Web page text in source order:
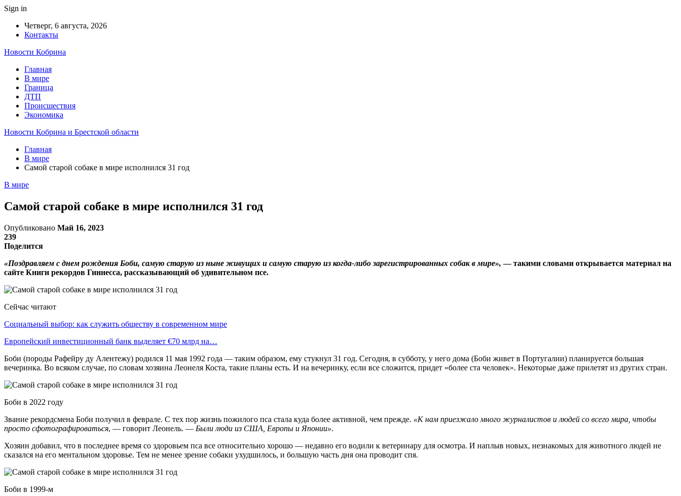
Sign in
Четверг, 6 августа, 2026
Контакты
Новости Кобрина
Главная
В мире
Граница
ДТП
Происшествия
Экономика
Новости Кобрина и Брестской области
Главная
В мире
Самой старой собаке в мире исполнился 31 год
В мире
Самой старой собаке в мире исполнился 31 год
Опубликовано Май 16, 2023
239
Поделится
«Поздравляем с днем рождения Боби, самую старую из ныне живущих и самую старую из когда-либо зарегистрированных собак в мире», — такими словами открывается материал на
сайте Книги рекордов Гиннесса, рассказывающий об удивительном псе.
Сейчас читают
Социальный выбор: как служить обществу в современном мире
Европейский инвестиционный банк выделяет €70 млрд на…
Боби (породы Рафейру ду Алентежу) родился 11 мая 1992 года — таким образом, ему стукнул 31 год. Сегодня, в субботу, у него дома (Боби живет в Португалии) планируется большая
вечеринка. Во всяком случае, по словам хозяина Леонеля Коста, такие планы есть. И на вечеринку, если все сложится, придет «более ста человек». Некоторые даже прилетят из других стран.
Боби в 2022 году
Звание рекордсмена Боби получил в феврале. С тех пор жизнь пожилого пса стала куда более активной, чем прежде. «К нам приезжало много журналистов и людей со всего мира, чтобы
просто сфотографироваться, — говорит Леонель. — Были люди из США, Европы и Японии».
Хозяин добавил, что в последнее время со здоровьем пса все относительно хорошо — недавно его водили к ветеринару для осмотра. И наплыв новых, незнакомых для животного людей не
сказался на его ментальном здоровье. Тем не менее зрение собаки ухудшилось, и большую часть дня она проводит спя.
Боби в 1999-м